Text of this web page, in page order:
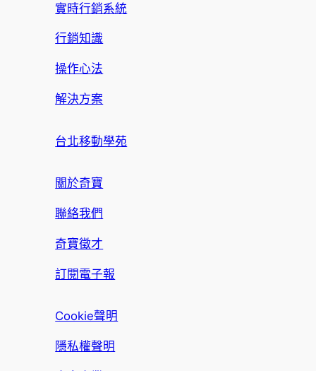
實時行銷系統
行銷知識
操作心法
解決方案
台北移動學苑
關於奇寶
聯絡我們
奇寶徵才
訂閱電子報
Cookie聲明
隱私權聲明